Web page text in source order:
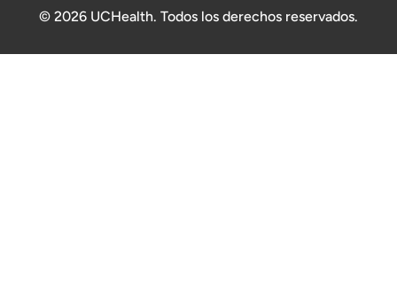
© 2026 UCHealth. Todos los derechos reservados.